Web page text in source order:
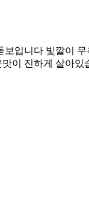
입니다 빛깔이
이 진하게 살아